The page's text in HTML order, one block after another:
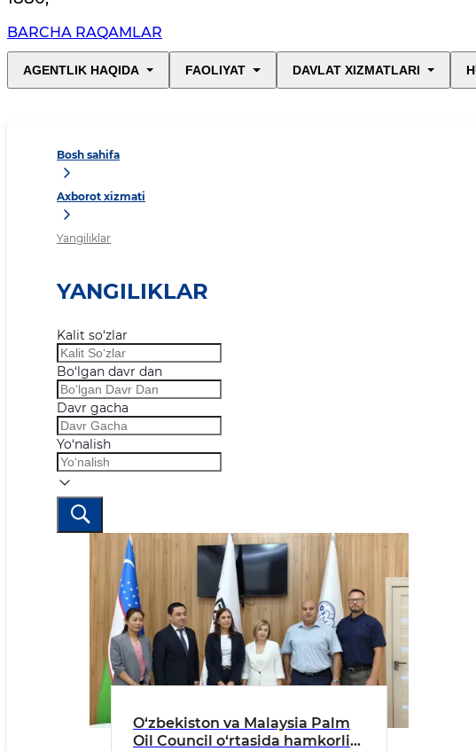
BARCHA RAQAMLAR
AGENTLIK HAQIDA FAOLIYAT DAVLAT XIZMATLARI
Bosh sahifa
Axborot xizmati
Yangiliklar
YANGILIKLAR
Kalit so‘zlar
Bo‘lgan davr dan
Davr gacha
Yo‘nalish
O‘zbekiston va Malaysia Palm
Oil Council o‘rtasida hamkorlik